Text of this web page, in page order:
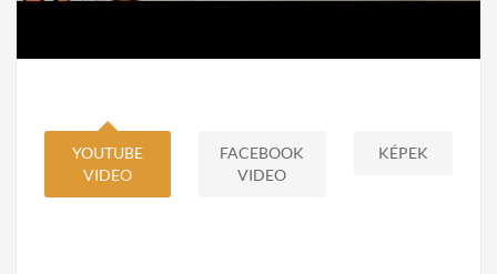
YOUTUBE
VIDEO
FACEBOOK
VIDEO
KÉPEK